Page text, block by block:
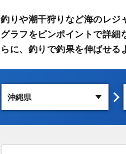
釣りや潮干狩りなど海のレジ
グラフをピンポイントで詳細
らに、釣りで釣果を伸ばせる